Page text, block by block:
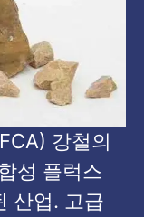
강철의
성 플럭스
산업. 고급